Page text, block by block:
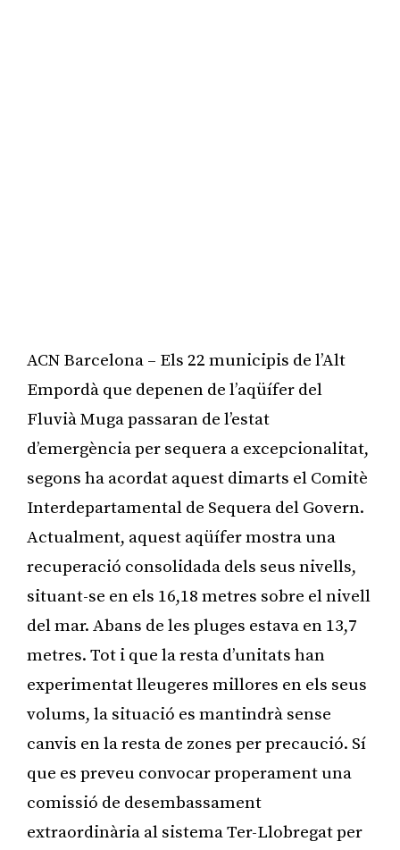
ACN Barcelona – Els 22 municipis de l’Alt
Empordà que depenen de l’aqüífer del
Fluvià Muga passaran de l’estat
d’emergència per sequera a excepcionalitat,
segons ha acordat aquest dimarts el Comitè
Interdepartamental de Sequera del Govern.
Actualment, aquest aqüífer mostra una
recuperació consolidada dels seus nivells,
situant-se en els 16,18 metres sobre el nivell
del mar. Abans de les pluges estava en 13,7
metres. Tot i que la resta d’unitats han
experimentat lleugeres millores en els seus
volums, la situació es mantindrà sense
canvis en la resta de zones per precaució. Sí
que es preveu convocar properament una
comissió de desembassament
extraordinària al sistema Ter-Llobregat per